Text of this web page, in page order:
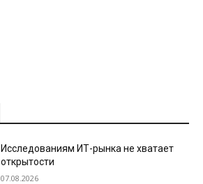
Исследованиям ИТ-рынка не хватает
открытости
07.08.2026